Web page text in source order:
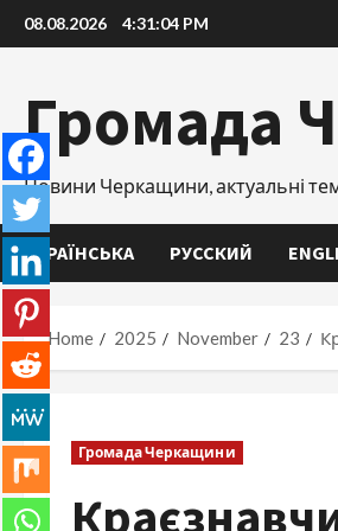
Skip
to
08.08.2026 4:31:05 PM
Громада
Новини Черкащини, актуальні
УКРАЇНСЬКА РУССКИЙ
Home 2025 November 23
Громада Черкащини